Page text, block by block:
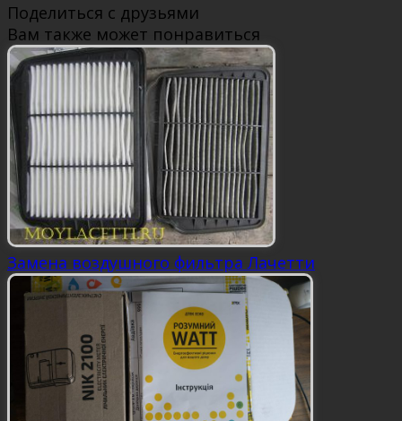
Поделиться с друзьями
Вам также может понравиться
Замена воздушного фильтра Лачетти